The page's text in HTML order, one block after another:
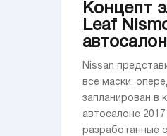
Концепт
Leaf
Nissan
все маски,
запланирован в
автосалоне
разработанные